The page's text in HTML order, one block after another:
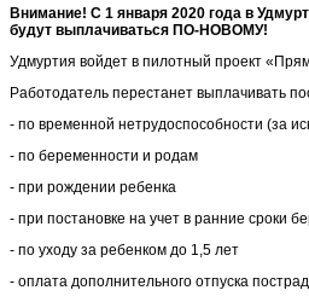
Внимание! С 1 января 2020 года в
будут выплачиваться ПО-НОВОМУ!
Удмуртия войдет в пилотный проект
Работодатель перестанет выплачивать
- по временной нетрудоспособности (за
- по беременности и родам
- при рождении ребенка
- при постановке на учет в ранние сроки
- по уходу за ребенком до 1,5 лет
- оплата дополнительного отпуска